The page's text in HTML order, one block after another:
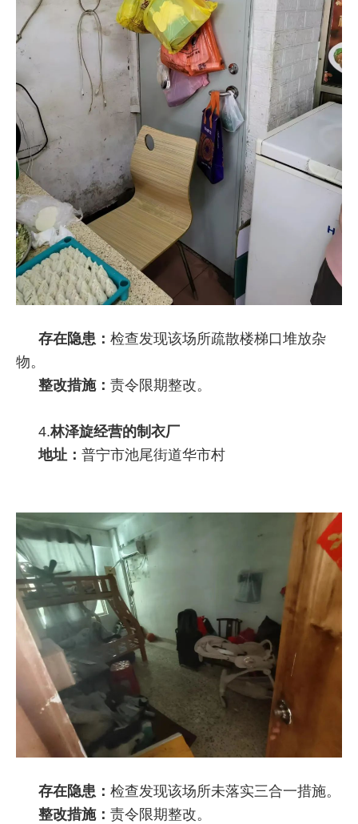
存在隐患： 检查发现该场所疏散楼梯口堆放杂
物。
整改措施： 责令限期整改。
4.林泽旋经营的制衣厂
地址： 普宁市池尾街道华市村
存在隐患： 检查发现该场所未落实三合一措施。
整改措施： 责令限期整改。